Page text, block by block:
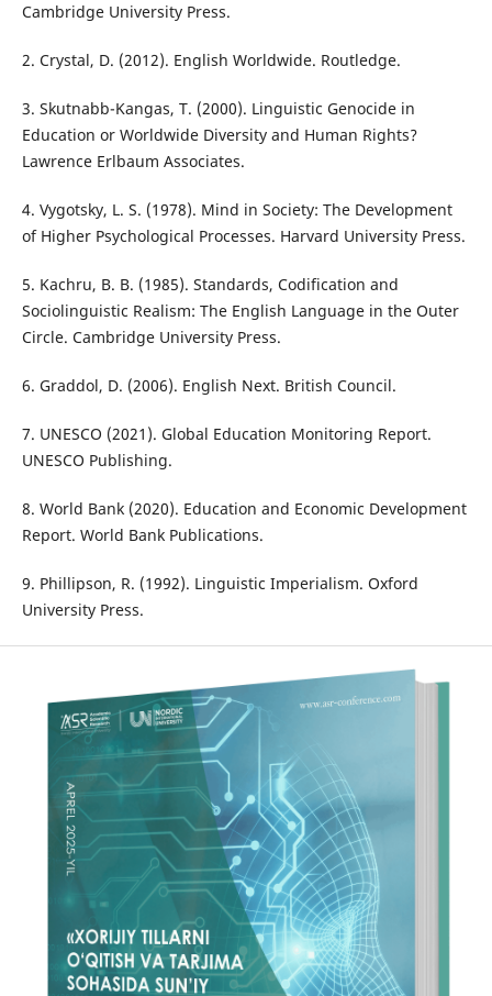
Cambridge University Press.
2. Crystal, D. (2012). English Worldwide. Routledge.
3. Skutnabb-Kangas, T. (2000). Linguistic Genocide in
Education or Worldwide Diversity and Human Rights?
Lawrence Erlbaum Associates.
4. Vygotsky, L. S. (1978). Mind in Society: The Development
of Higher Psychological Processes. Harvard University Press.
5. Kachru, B. B. (1985). Standards, Codification and
Sociolinguistic Realism: The English Language in the Outer
Circle. Cambridge University Press.
6. Graddol, D. (2006). English Next. British Council.
7. UNESCO (2021). Global Education Monitoring Report.
UNESCO Publishing.
8. World Bank (2020). Education and Economic Development
Report. World Bank Publications.
9. Phillipson, R. (1992). Linguistic Imperialism. Oxford
University Press.